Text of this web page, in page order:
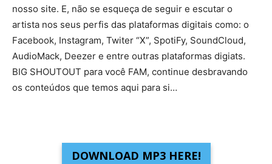
nosso site. E, não se esqueça de seguir e escutar o
artista nos seus perfis das plataformas digitais como: o
Facebook, Instagram, Twiter “X”, SpotiFy, SoundCloud,
AudioMack, Deezer e entre outras plataformas digiats.
BIG SHOUTOUT para você FAM, continue desbravando
os conteúdos que temos aqui para si…
DOWNLOAD MP3 HERE!